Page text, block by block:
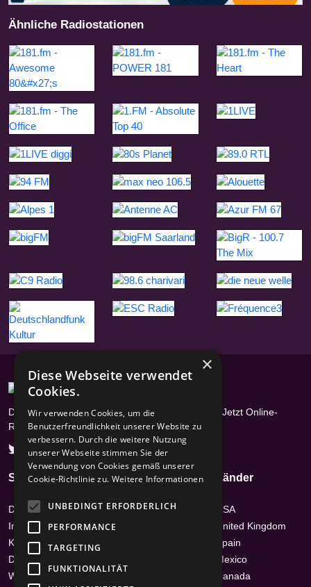
Ähnliche Radiostationen
Das Radioportal mit über 17400 Radiosendern - Jetzt Online-
Radios hören
Seiten
Datenschutz
Impressum /
Kontakt
Disclaimer
Werbehinweis
Genres
Hits
News-Talk
Länder
USA
United Kingdom
Spain
Mexico
Canada
×
Diese Webseite verwendet
Cookies.
Wir verwenden Cookies, um die
Benutzerfreundlichkeit unserer Website zu
verbessern. Durch die weitere Nutzung
unserer Webseite stimmen Sie der
Verwendung von Cookies gemäß unserer
Cookie-Richtlinie zu. Weitere Informationen
UNBEDINGT ERFORDERLICH
PERFORMANCE
TARGETING
FUNKTIONALITÄT